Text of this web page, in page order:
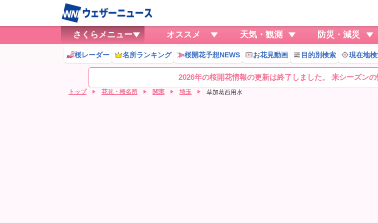
さくらメニュー オススメ 天気・観測 防災・減災
桜レーダー 名所ランキング 桜開花予想NEWS お花見動画 目的別検索 現在地
2026年の桜開花情報の更新は終了しました。 来シーズンの
トップ 花見・桜名所 関東 埼玉 草加葛西用水